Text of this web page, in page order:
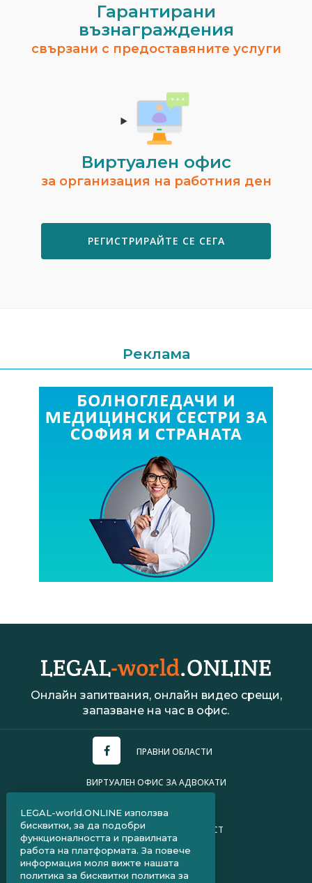
Гарантирани
възнаграждения
свързани с предоставяните услуги
Виртуален офис
за организация на работния ден
РЕГИСТРИРАЙТЕ СЕ СЕГА
Реклама
Онлайн запитвания, онлайн видео срещи,
запазване на час в офис.
ПРАВНИ ОБЛАСТИ
ВИРТУАЛЕН ОФИС ЗА АДВОКАТИ
ПОЛИТИКА ЗА ПОВЕРИТЕЛНОСТ
ЧЗВ ЗА КЛИЕНТИ
ЧЗВ ЗА АДВОКАТИ
LEGAL-world.ONLINE използва
бисквитки, за да подобри
функционалността и правилната
работа на платформата. За повече
информация моля вижте нашата
политика за бисквитки политика за